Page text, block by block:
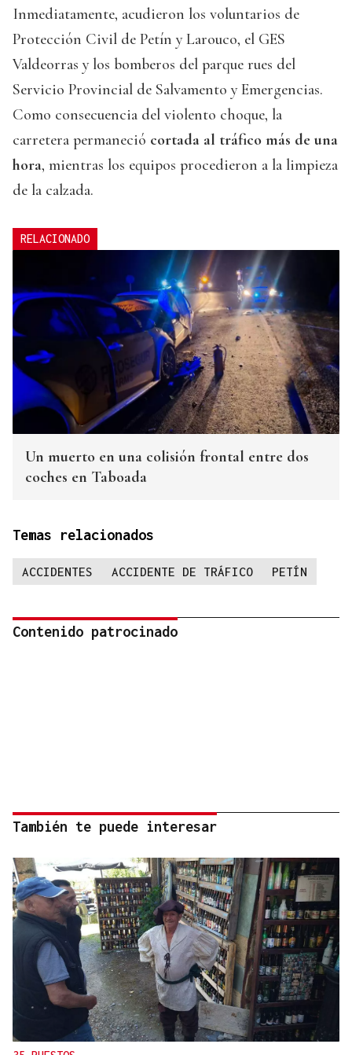
Inmediatamente, acudieron los voluntarios de
Protección Civil de Petín y Larouco, el GES
Valdeorras y los bomberos del parque rues del
Servicio Provincial de Salvamento y Emergencias.
Como consecuencia del violento choque, la
carretera permaneció cortada al tráfico más de una
hora, mientras los equipos procedieron a la limpieza
de la calzada.
RELACIONADO
Un muerto en una colisión frontal entre dos
coches en Taboada
Temas relacionados
ACCIDENTES ACCIDENTE DE TRÁFICO PETÍN
Contenido patrocinado
También te puede interesar